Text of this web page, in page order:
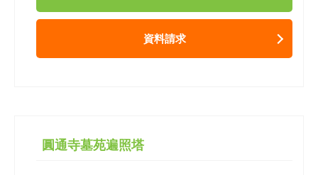
資料請求
圓通寺墓苑遍照塔